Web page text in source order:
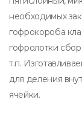
необходимых
гофрокороба
гофролотки
т.п.
для деления
ячейки.